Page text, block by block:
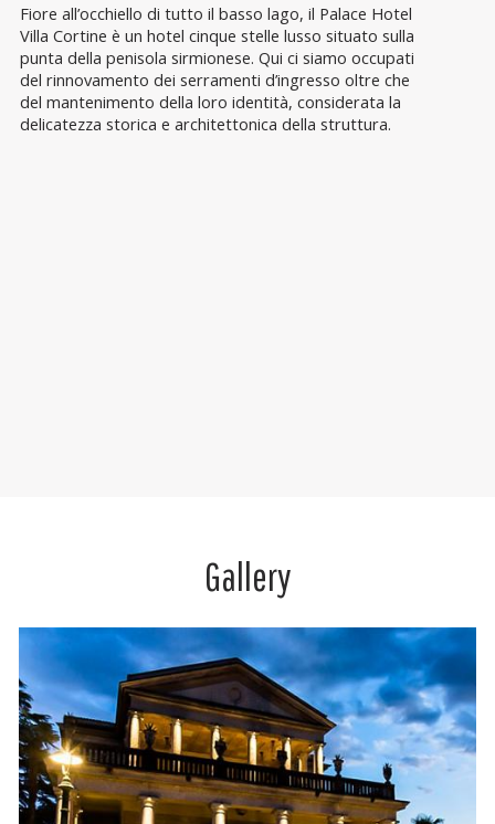
Fiore all’occhiello di tutto il basso lago, il Palace Hotel
Villa Cortine è un hotel cinque stelle lusso situato sulla
punta della penisola sirmionese. Qui ci siamo occupati
del rinnovamento dei serramenti d’ingresso oltre che
del mantenimento della loro identità, considerata la
delicatezza storica e architettonica della struttura.
Gallery